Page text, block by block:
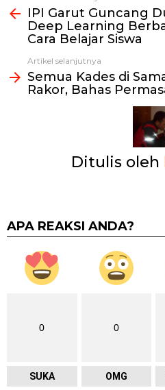
selengkapnya
IPI Garut Guncang
Deep Learning
Cara Belajar Siswa
Artikel selanjutnya
Semua Kades di
Rakor, Bahas
Ditulis oleh
APA REAKSI ANDA?
0
SUKA
0
OMG